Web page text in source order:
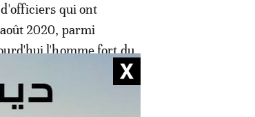
qui ont
2020, parmi
l'homme fort du